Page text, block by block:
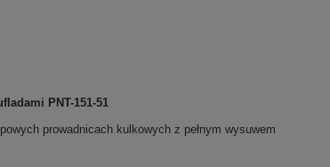
PNT-151-51
prowadnicach kulkowych z pełnym wysuwem